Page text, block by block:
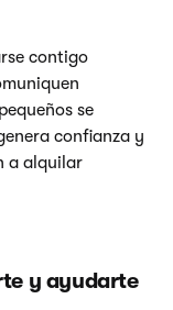
contigo
se
confianza y
a alquilar
y ayudarte